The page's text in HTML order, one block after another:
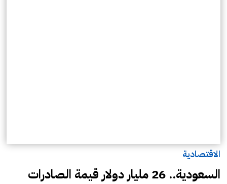
الاقتصادية
السعودية.. 26 مليار دولار قيمة الصادرات